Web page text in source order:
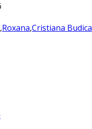
,Roxana,Cristiana Budica